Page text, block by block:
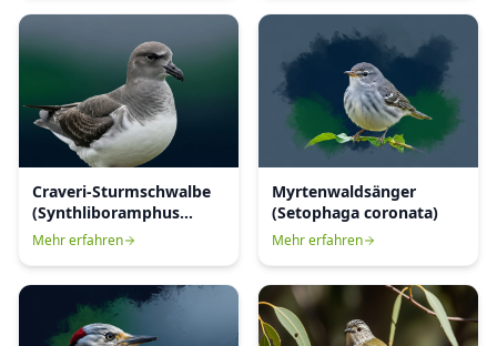
Craveri-Sturmschwalbe
(Synthliboramphus
craveri)
Mehr erfahren
Myrtenwaldsänger
(Setophaga coronata)
Mehr erfahren